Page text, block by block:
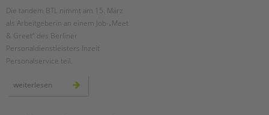
HILFEN ZUR ERZIEHUNG
EINGLIEDERUNGSHILFE
Suchen
Die tandem BTL nimmt am 15. März
als Arbeitgeberin an einem Job-„Meet
& Greet“ des Berliner
Personaldienstleisters Inzeit
Personalservice teil.
weiterlesen "meet&